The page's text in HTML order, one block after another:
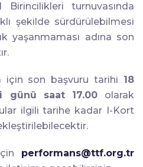
turnuvasında
şekilde sürdürülebilmesi
yaşanmaması adına son
için son başvuru tarihi 18
günü saat 17.00 olarak
ilgili tarihe kadar I-Kort
performans@ttf.org.tr